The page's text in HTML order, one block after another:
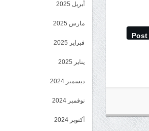
Post
أبريل 2025
مارس 2025
فبراير 2025
يناير 2025
ديسمبر 2024
نوفمبر 2024
أكتوبر 2024